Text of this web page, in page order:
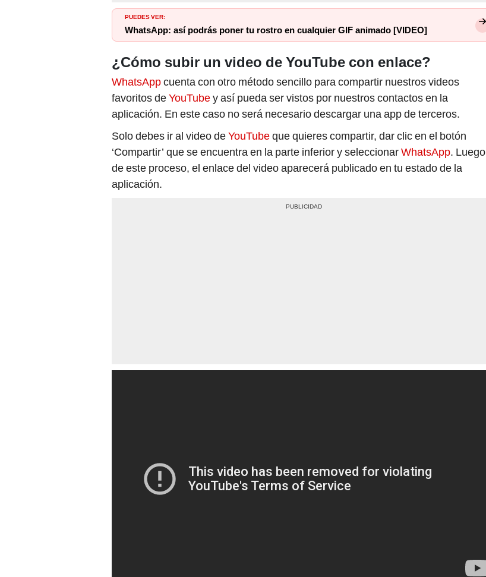
PUEDES VER:
WhatsApp: así podrás poner tu rostro en cualquier GIF animado [VIDEO]
¿Cómo subir un video de YouTube con enlace?
WhatsAppcuenta con otro método sencillo para compartir nuestros videos
favoritos deYouTubey así pueda ser vistos por nuestros contactos en la
aplicación. En este caso no será necesario descargar una app de terceros.
Solo debes ir al video deYouTubeque quieres compartir, dar clic en el botón
‘Compartir’ que se encuentra en la parte inferior y seleccionarWhatsApp. Luego
de este proceso, el enlace del video aparecerá publicado en tu estado de la
aplicación.